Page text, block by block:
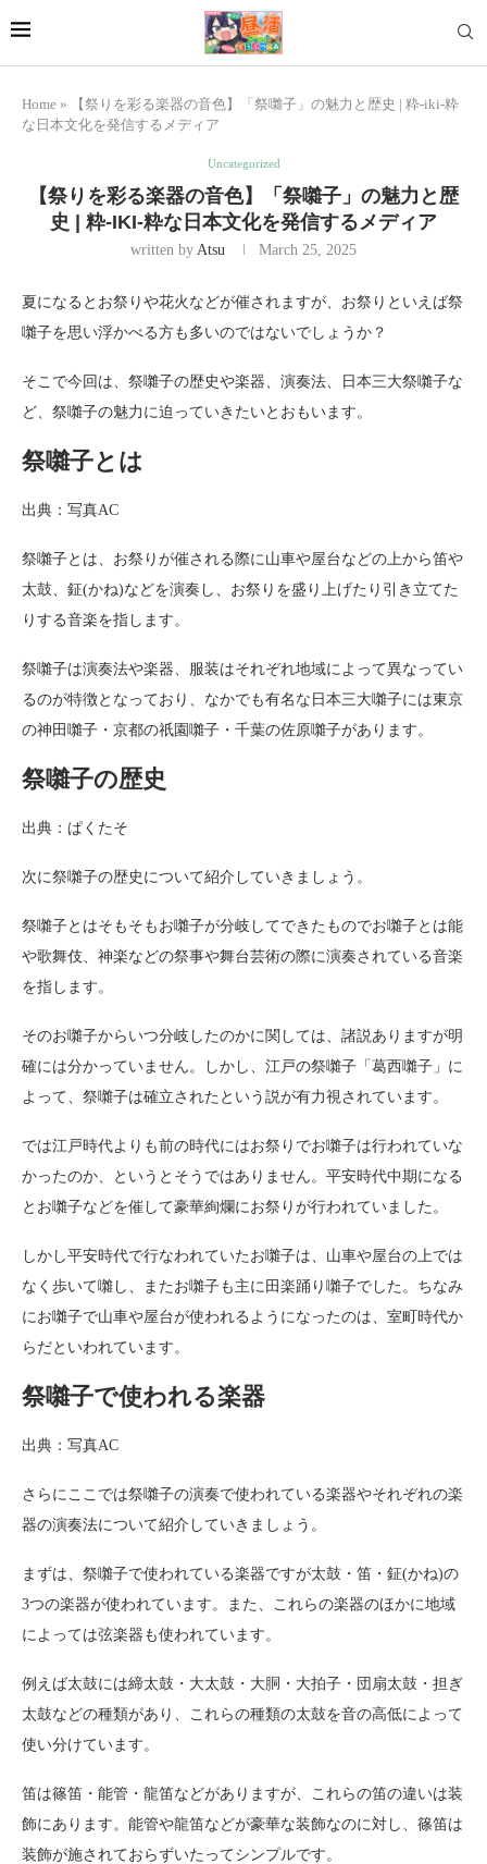
Home »
【祭りを彩る楽器の音色】「祭囃子」の魅力と歴史 | 粋-iki-粋
な日本文化を発信するメディア
Uncategorized
【祭りを彩る楽器の音色】「祭囃子」の魅力と歴
史 | 粋-IKI-粋な日本文化を発信するメディア
written by Atsu March 25, 2025
夏になるとお祭りや花火などが催されますが、お祭りといえば祭
囃子を思い浮かべる方も多いのではないでしょうか？
そこで今回は、祭囃子の歴史や楽器、演奏法、日本三大祭囃子な
ど、祭囃子の魅力に迫っていきたいとおもいます。
祭囃子とは
出典：写真AC
祭囃子とは、お祭りが催される際に山車や屋台などの上から笛や
太鼓、鉦(かね)などを演奏し、お祭りを盛り上げたり引き立てた
りする音楽を指します。
祭囃子は演奏法や楽器、服装はそれぞれ地域によって異なってい
るのが特徴となっており、なかでも有名な日本三大囃子には東京
の神田囃子・京都の祇園囃子・千葉の佐原囃子があります。
祭囃子の歴史
出典：ぱくたそ
次に祭囃子の歴史について紹介していきましょう。
祭囃子とはそもそもお囃子が分岐してできたものでお囃子とは能
や歌舞伎、神楽などの祭事や舞台芸術の際に演奏されている音楽
を指します。
そのお囃子からいつ分岐したのかに関しては、諸説ありますが明
確には分かっていません。しかし、江戸の祭囃子「葛西囃子」に
よって、祭囃子は確立されたという説が有力視されています。
では江戸時代よりも前の時代にはお祭りでお囃子は行われていな
かったのか、というとそうではありません。平安時代中期になる
とお囃子などを催して豪華絢爛にお祭りが行われていました。
しかし平安時代で行なわれていたお囃子は、山車や屋台の上では
なく歩いて囃し、またお囃子も主に田楽踊り囃子でした。ちなみ
にお囃子で山車や屋台が使われるようになったのは、室町時代か
らだといわれています。
祭囃子で使われる楽器
出典：写真AC
さらにここでは祭囃子の演奏で使われている楽器やそれぞれの楽
器の演奏法について紹介していきましょう。
まずは、祭囃子で使われている楽器ですが太鼓・笛・鉦(かね)の
3つの楽器が使われています。また、これらの楽器のほかに地域
によっては弦楽器も使われています。
例えば太鼓には締太鼓・大太鼓・大胴・大拍子・団扇太鼓・担ぎ
太鼓などの種類があり、これらの種類の太鼓を音の高低によって
使い分けています。
笛は篠笛・能管・龍笛などがありますが、これらの笛の違いは装
飾にあります。能管や龍笛などが豪華な装飾なのに対し、篠笛は
装飾が施されておらずいたってシンプルです。